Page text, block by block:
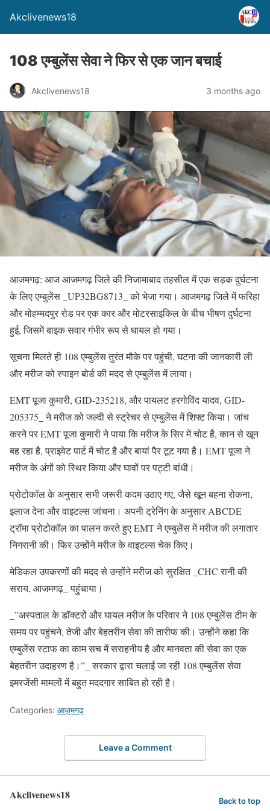
Akclivenews18
108 एम्बुलेंस सेवा ने फिर से एक जान बचाई
Akclivenews18 3 months ago
आजमगढ़: आज आजमगढ़ जिले की निजामाबाद तहसील में एक सड़क दुर्घटना
के लिए एम्बुलेंस _UP32BG8713_ को भेजा गया। आजमगढ़ जिले में फरिहा
और मोहम्मदपुर रोड पर एक कार और मोटरसाइकिल के बीच भीषण दुर्घटना
हुई, जिसमें बाइक सवार गंभीर रूप से घायल हो गया।
सूचना मिलते ही 108 एम्बुलेंस तुरंत मौके पर पहुंची, घटना की जानकारी ली
और मरीज को स्पाइन बोर्ड की मदद से एम्बुलेंस में लाया।
EMT पूजा कुमारी, GID-235218, और पायलट हरगोविंद यादव, GID-
205375_ ने मरीज को जल्दी से स्ट्रेचर से एम्बुलेंस में शिफ्ट किया। जांच
करने पर EMT पूजा कुमारी ने पाया कि मरीज के सिर में चोट है, कान से खून
बह रहा है, प्राइवेट पार्ट में चोट है और बायां पैर टूट गया है। EMT पूजा ने
मरीज के अंगों को स्थिर किया और घावों पर पट्टी बांधी।
प्रोटोकॉल के अनुसार सभी जरूरी कदम उठाए गए, जैसे खून बहना रोकना,
इलाज देना और वाइटल्स जांचना। अपनी ट्रेनिंग के अनुसार ABCDE
ट्रॉमा प्रोटोकॉल का पालन करते हुए EMT ने एम्बुलेंस में मरीज की लगातार
निगरानी की। फिर उन्होंने मरीज के वाइटल्स चेक किए।
मेडिकल उपकरणों की मदद से उन्होंने मरीज को सुरक्षित _CHC रानी की
सराय, आजमगढ़_ पहुंचाया।
_”अस्पताल के डॉक्टरों और घायल मरीज के परिवार ने 108 एम्बुलेंस टीम के
समय पर पहुंचने, तेजी और बेहतरीन सेवा की तारीफ की। उन्होंने कहा कि
एम्बुलेंस स्टाफ का काम सच में सराहनीय है और मानवता की सेवा का एक
बेहतरीन उदाहरण है।”_ सरकार द्वारा चलाई जा रही 108 एम्बुलेंस सेवा
इमरजेंसी मामलों में बहुत मददगार साबित हो रही है।
Categories: आज़मगढ़
Leave a Comment
Akclivenews18 Back to top